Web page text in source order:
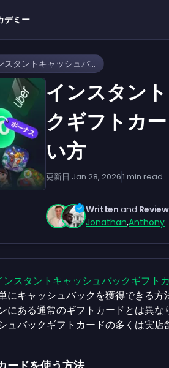
デミー
インスタントキャッシュバックギフトカード — 店舗での使い方
インスタン
クギフトカ
い方
更新日 Jan 28, 20261 min read
Written and
Jonathan,Anthony
ンスタントキャッシュバックギフト
にキャッシュバックを獲得できる方
にある通常のギフトカードとは異な
ュバックギフトカードの多くは実店